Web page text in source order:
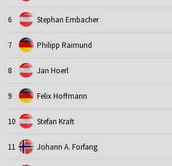
6 Stephan Embacher
7 Philipp Raimund
8 Jan Hoerl
9 Felix Hoffmann
10 Stefan Kraft
11 Johann A. Forfang